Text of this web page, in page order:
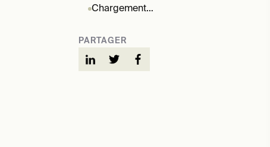
Chargement…
PARTAGER